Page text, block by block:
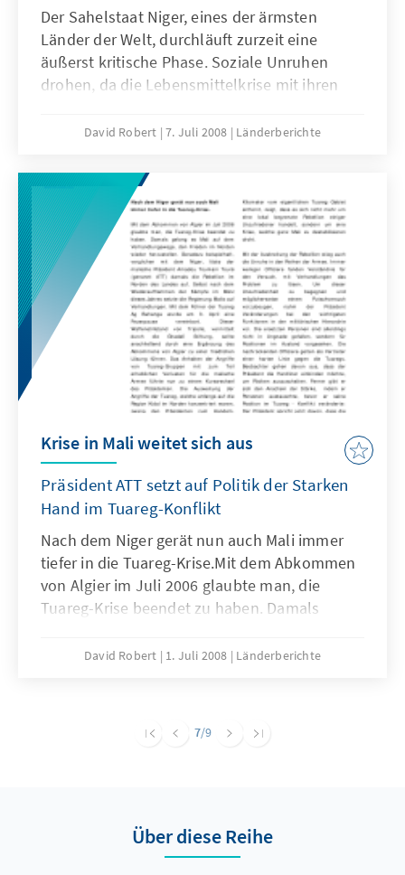
Der Sahelstaat Niger, eines der ärmsten
Länder der Welt, durchläuft zurzeit eine
äußerst kritische Phase. Soziale Unruhen
drohen, da die Lebensmittelkrise mit ihren
macht. Kannte der Niger schon in der
sich zu Hungersnöten entwickelten, muss der
Staat jetzt abermals all seine Kräfte darauf
konzentrieren, Schlimmeres zu verhindern.
Gleichzeitig hat das Land mit der Rebellion
der Tuareg im Norden zu kämpfen, welche
u.a. den Wüstentourismus zum Erliegen
brachte. Als wenn dies nicht genug
Herausforderungen wären, tobt jetzt
obendrein noch ein Machtkampf in der
Regierungspartei MNSD-Nassra.
David Robert 7. Juli 2008 Länderberichte
Krise in Mali weitet sich aus
Präsident ATT setzt auf Politik der Starken
Hand im Tuareg-Konflikt
Nach dem Niger gerät nun auch Mali immer
tiefer in die Tuareg-Krise.Mit dem Abkommen
von Algier im Juli 2006 glaubte man, die
Tuareg-Krise beendet zu haben. Damals
den Frieden im Norden wieder herzustellen.
Rebellion im Norden des Landes auf.
David Robert 1. Juli 2008 Länderberichte
7/9
Über diese Reihe